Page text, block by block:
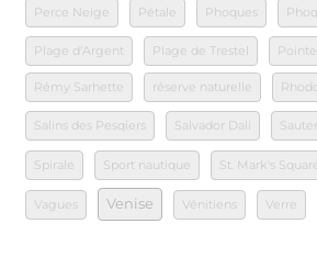
Perce Neige Pétale Phoques
Plage d'Argent Plage de Trestel
Rémy Sarhette réserve naturelle
Salins des Pesqiers Salvador Dali
Spirale Sport nautique St. Mark's
Vagues Venise Vénitiens Verre